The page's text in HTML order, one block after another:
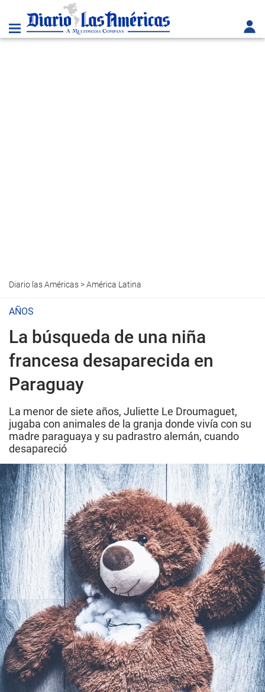
Diario las Américas>América Latina
AÑOS
La búsqueda de una niña
francesa desaparecida en
Paraguay
La menor de siete años, Juliette Le Droumaguet,
jugaba con animales de la granja donde vivía con su
madre paraguaya y su padrastro alemán, cuando
desapareció